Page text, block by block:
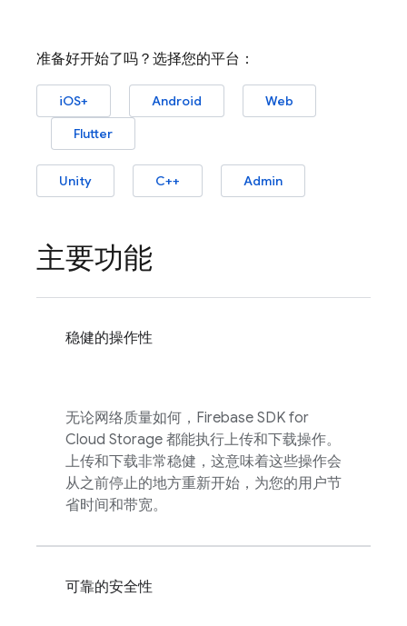
准备好开始了吗？选择您的平台：
iOS+ Android
Web
Flutter
Unity C++ Admin
主要功能
稳健的操作性
无论网络质量如何， Firebase SDK for
Cloud Storage 都能执行上传和下载操作。
上传和下载非常稳健，这意味着这些操作会
从之前停止的地方重新开始，为您的用户节
省时间和带宽。
可靠的安全性